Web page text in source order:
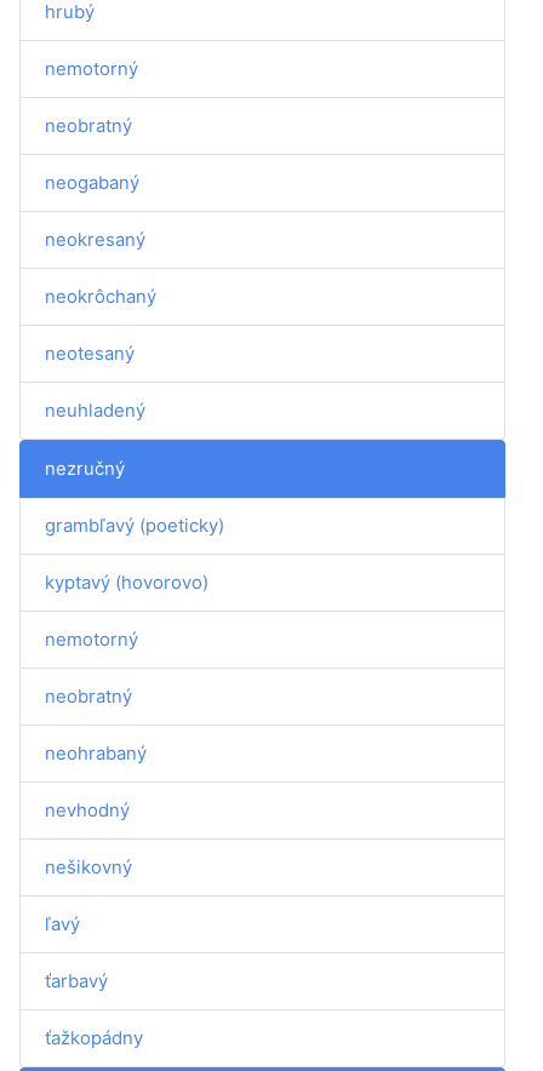
hrubý
nemotorný
neobratný
neogabaný
neokresaný
neokrôchaný
neotesaný
neuhladený
nezručný
grambľavý (poeticky)
kyptavý (hovorovo)
nemotorný
neobratný
neohrabaný
nevhodný
nešikovný
ľavý
ťarbavý
ťažkopádny